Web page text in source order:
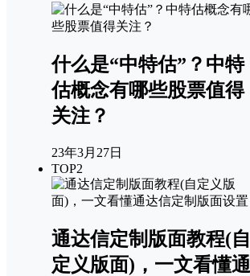
什么是“中特估”？中特
估概念有哪些股票值得
关注？
23年3月27日
TOP2
通达信定制版面教程(自
定义版面)，一文看懂通